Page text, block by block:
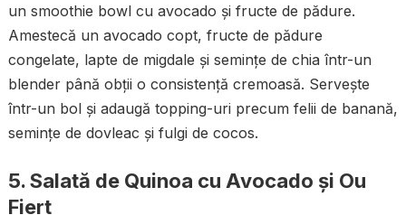
un smoothie bowl cu avocado și fructe de pădure.
Amestecă un avocado copt, fructe de pădure
congelate, lapte de migdale și semințe de chia într-un
blender până obții o consistență cremoasă. Servește
într-un bol și adaugă topping-uri precum felii de banană,
semințe de dovleac și fulgi de cocos.
5. Salată de Quinoa cu Avocado și Ou
Fiert